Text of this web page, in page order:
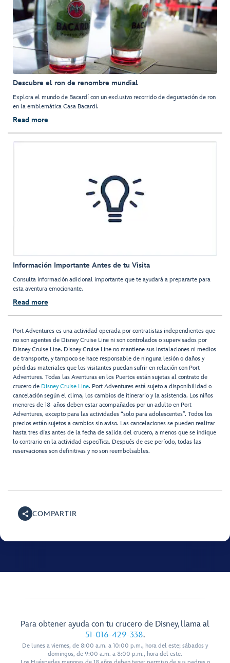
Descubre el ron de renombre mundial
Explora el mundo de Bacardí con un exclusivo recorrido de degustación de ron
en la emblemática Casa Bacardí.
Read more
Información Importante Antes de tu Visita
Consulta información adicional importante que te ayudará a prepararte para
esta aventura emocionante.
Read more
Port Adventures es una actividad operada por contratistas independientes que
no son agentes de Disney Cruise Line ni son controlados o supervisados por
Disney Cruise Line. Disney Cruise Line no mantiene sus instalaciones ni medios
de transporte, y tampoco se hace responsable de ninguna lesión o daños y
pérdidas materiales que los visitantes puedan sufrir en relación con Port
Adventures. Todas las Aventuras en los Puertos están sujetas al contrato de
crucero de Disney Cruise Line. Port Adventures está sujeto a disponibilidad o
cancelación según el clima, los cambios de itinerario y la asistencia. Los niños
menores de 18 años deben estar acompañados por un adulto en Port
Adventures, excepto para las actividades “solo para adolescentes”. Todos los
precios están sujetos a cambios sin aviso. Las cancelaciones se pueden realizar
hasta tres días antes de la fecha de salida del crucero, a menos que se indique
lo contrario en la actividad específica. Después de ese período, todas las
reservaciones son definitivas y no son reembolsables.
COMPARTIR
Para obtener ayuda con tu crucero de Disney, llama al
51-016-429-338.
De lunes a viernes, de 8:00 a.m. a 10:00 p.m., hora del este; sábados y
domingos, de 9:00 a.m. a 8:00 p.m., hora del este.